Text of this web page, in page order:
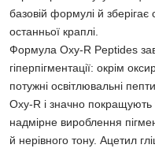
базовій формулі й
останньої краплі.
Формула Oxy-R Peptides
гіперпігментації: окрім
потужні освітлювальні
Oxy-R і значно
надмірне вироблення
й нерівного тону. Ацетил